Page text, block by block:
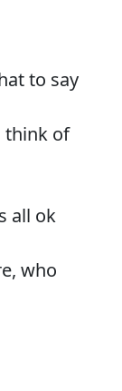
to say
think of
all ok
who